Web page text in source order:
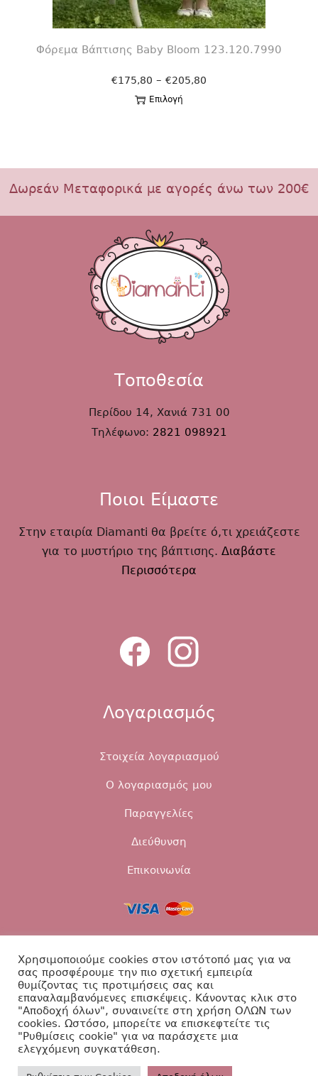
Φόρεμα Βάπτισης Βaby Bloom 123.120.7990
€175,80 – €205,80
Επιλογή
Δωρεάν Μεταφορικά με αγορές άνω των 200€
Τοποθεσία
Περίδου 14, Χανιά 731 00
Τηλέφωνο: 2821 098921
Ποιοι Είμαστε
Στην εταιρία Diamanti θα βρείτε ό,τι χρειάζεστε
για το μυστήριο της βάπτισης. Διαβάστε
Περισσότερα
Λογαριασμός
Στοιχεία λογαριασμού
Ο λογαριασμός μου
Παραγγελίες
Διεύθυνση
Επικοινωνία
Τρόποι αποστολής Τρόποι πληρωμής
Επιστροφές Πολιτική Απορρήτου
Επικοινωνία
Χρησιμοποιούμε cookies στον ιστότοπό μας για να
σας προσφέρουμε την πιο σχετική εμπειρία
θυμίζοντας τις προτιμήσεις σας και
επαναλαμβανόμενες επισκέψεις. Κάνοντας κλικ στο
"Αποδοχή όλων", συναινείτε στη χρήση ΟΛΩΝ των
cookies. Ωστόσο, μπορείτε να επισκεφτείτε τις
"Ρυθμίσεις cookie" για να παράσχετε μια
ελεγχόμενη συγκατάθεση.